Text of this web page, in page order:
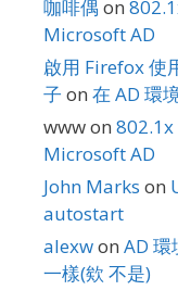
咖啡偶 on
Microsoft AD
啟用 Firefox 使
子 on 在 AD 環
wwwon 802.1x
Microsoft AD
John Marks on
autostart
alexwon AD 環
一樣(欸 不是)